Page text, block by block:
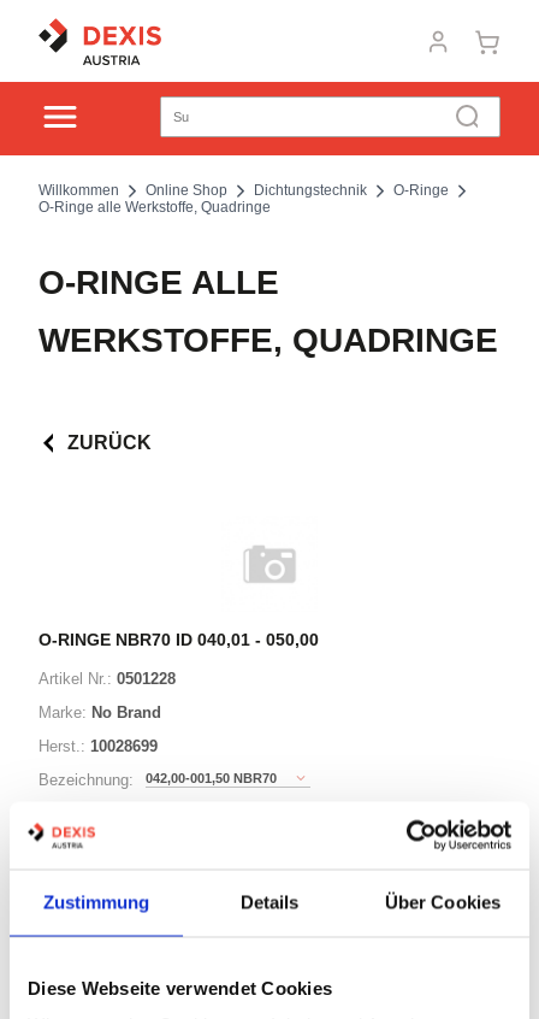
Zustimmung Details Über Cookies
Diese Webseite verwendet Cookies
Willkommen Online Shop Dichtungstechnik
O-Ringe
O-Ringe alle Werkstoffe, Quadringe
O-RINGE ALLE
WERKSTOFFE, QUADRINGE
ZURÜCK
O-RINGE NBR70 ID 040,01 - 050,00
Artikel Nr.: 0501228
Marke: No Brand
Herst.: 10028699
Bezeichnung:
042,00-001,50 NBR70
Schnurstärke:
STK